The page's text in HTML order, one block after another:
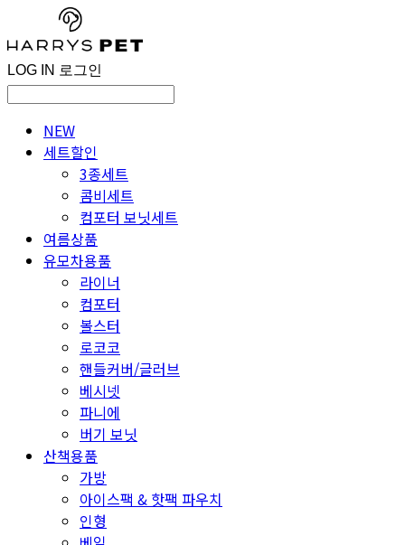
LOG IN 로그인
NEW
세트할인
3종세트
콤비세트
컴포터 보닛세트
여름상품
유모차용품
라이너
컴포터
볼스터
로코코
핸들커버/글러브
베시넷
파니에
버기 보닛
산책용품
가방
아이스팩 & 핫팩 파우치
인형